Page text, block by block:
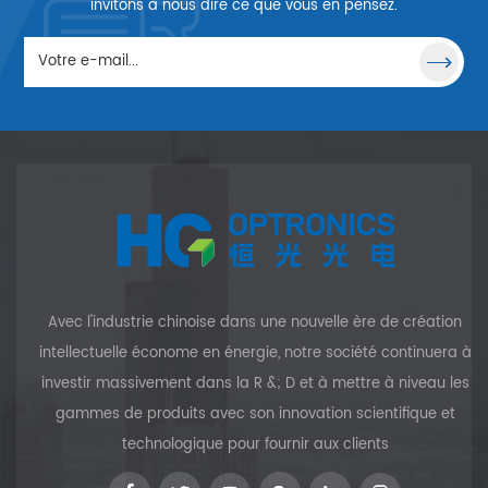
une variété d'options de
lentilles Plano Concave.
invitons à nous dire ce que vous en pensez.
Avec l'industrie chinoise dans une nouvelle ère de création
intellectuelle économe en énergie, notre société continuera à
investir massivement dans la R &; D et à mettre à niveau les
gammes de produits avec son innovation scientifique et
technologique pour fournir aux clients